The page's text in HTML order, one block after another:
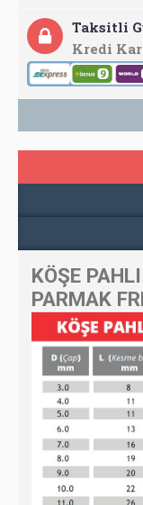
Taksitli
Kredi
KÖŞE
PARMAK